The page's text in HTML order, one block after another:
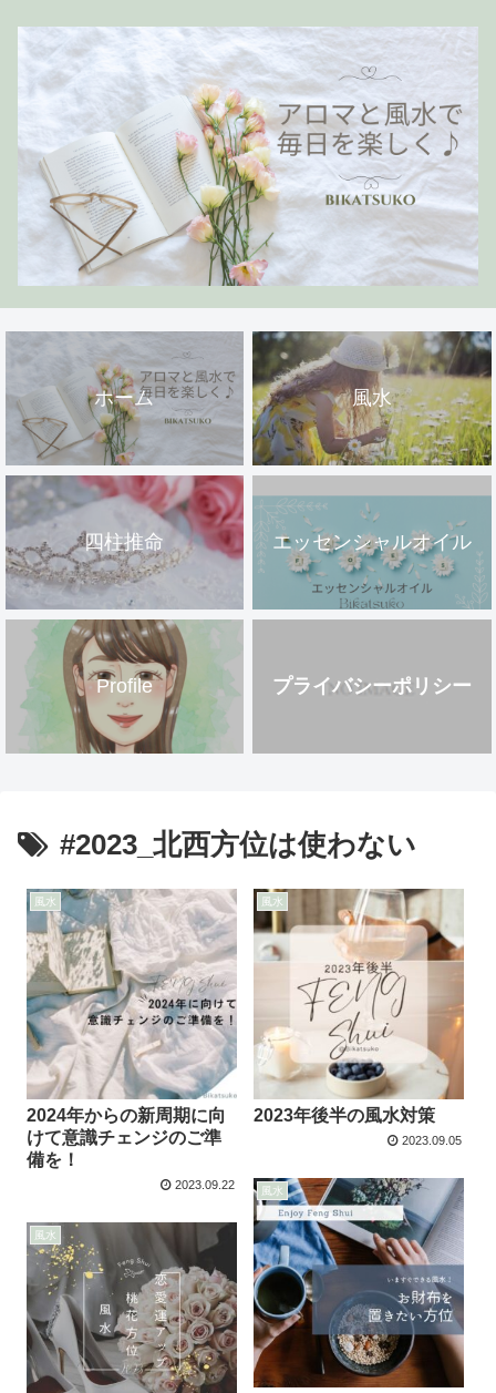
ホーム 風水
四柱推命 エッセンシャルオイル
Profile プライバシーポリシー
#2023_北西方位は使わない
風水
2024年からの新周期に向
けて意識チェンジのご準
備を！
2023.09.22
風水
2023年後半の風水対策
2023.09.05
風水
風水